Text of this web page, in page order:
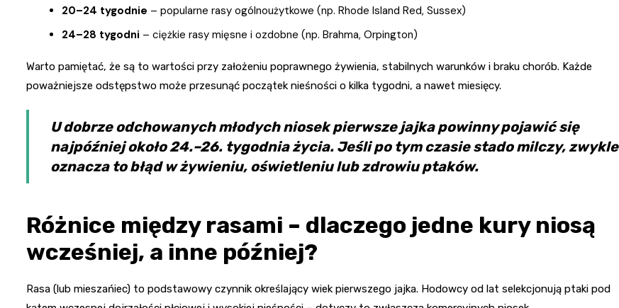
20–24 tygodnie – popularne rasy ogólnoużytkowe (np. Rhode Island Red, Sussex)
24–28 tygodni – ciężkie rasy mięsne i ozdobne (np. Brahma, Orpington)
Warto pamiętać, że są to wartości przy założeniu poprawnego żywienia, stabilnych warunków i braku chorób. Każde
poważniejsze odstępstwo może przesunąć początek nieśności o kilka tygodni, a nawet miesięcy.
U dobrze odchowanych młodych niosek pierwsze jajka powinny pojawić się
najpóźniej około 24.–26. tygodnia życia. Jeśli po tym czasie stado milczy, zwykle
oznacza to błąd w żywieniu, oświetleniu lub zdrowiu ptaków.
Różnice między rasami – dlaczego jedne kury niosą
wcześniej, a inne później?
Rasa (lub mieszańiec) to podstawowy czynnik określający wiek pierwszego jajka. Hodowcy od lat selekcjonują ptaki pod